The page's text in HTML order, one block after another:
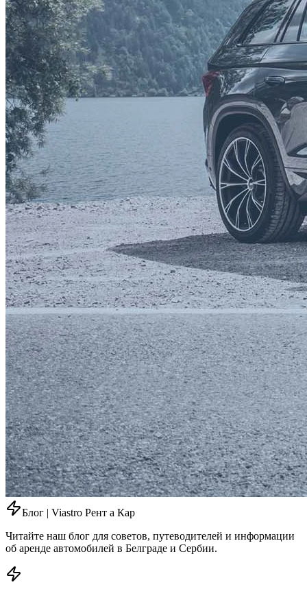
Блог | Viastro Рент а Кар
Читайте наш блог для советов, путеводителей и информации
об аренде автомобилей в Белграде и Сербии.